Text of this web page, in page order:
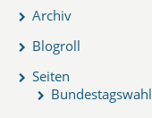
Archiv
Blogroll
Seiten
Bundestagswahl